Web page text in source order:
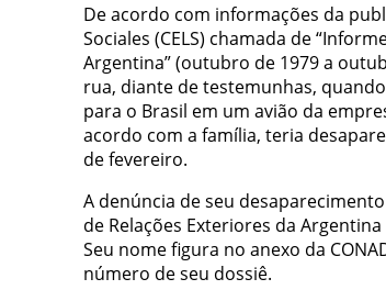
De acordo com informações da
Sociales (CELS) chamada de
Argentina” (outubro de 1979 a
rua, diante de testemunhas,
para o Brasil em um avião da
acordo com a família, teria
de fevereiro.
A denúncia de seu
de Relações Exteriores da
Seu nome figura no anexo da
número de seu dossiê.